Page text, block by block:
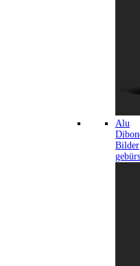
Alu
Bilder